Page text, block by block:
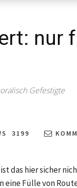
nur
Gefestigte
3199
das hier sicher
eine Fülle von